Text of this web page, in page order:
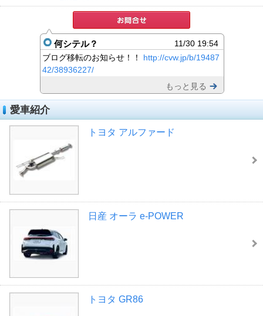
何シテル？
11/30 19:54
ブログ移転のお知らせ！！ http://cvw.jp/b/19487
42/38936227/
もっと見る
愛車紹介
トヨタ アルファード
日産 オーラ e-POWER
トヨタ GR86